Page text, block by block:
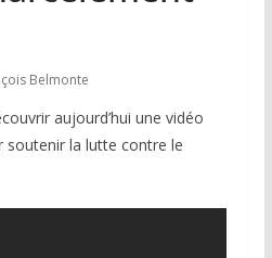
Belmonte
aujourd’hui une vidéo
soutenir la lutte contre le